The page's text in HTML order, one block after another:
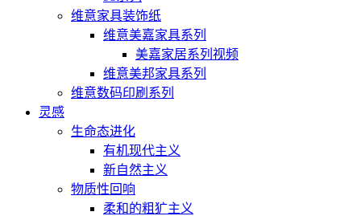
维意家具装饰纸
维意美嘉家具系列
美嘉家居系列视频
维意美邦家具系列
维意数码印刷系列
灵感
生命态进化
有机现代主义
新自然主义
物质性回响
柔和的粗犷主义